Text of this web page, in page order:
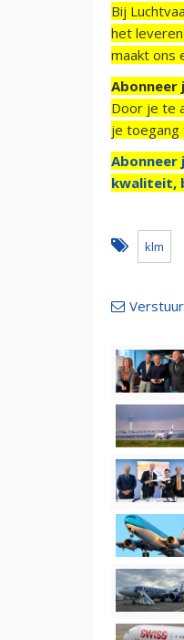
Bij
het
maakt ons
Abonneer
Door je te
je toegang
Abonneer
kwaliteit,
klm